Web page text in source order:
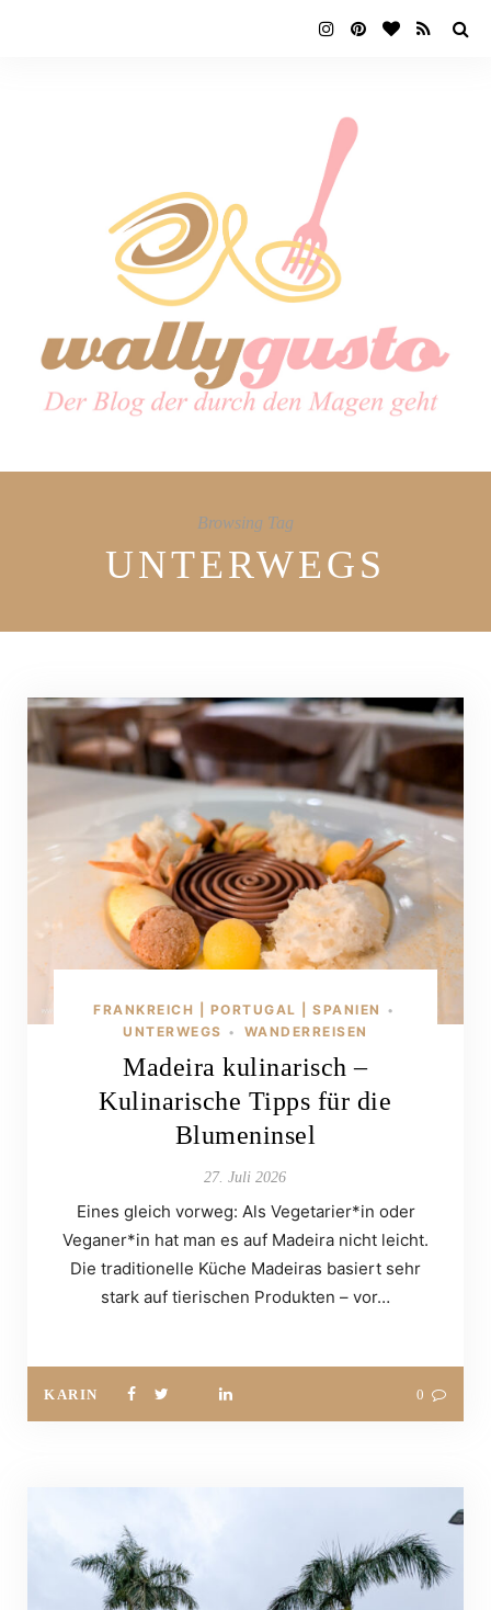
Browsing Tag
UNTERWEGS
FRANKREICH | PORTUGAL | SPANIEN •
UNTERWEGS • WANDERREISEN
Madeira kulinarisch –
Kulinarische Tipps für die
Blumeninsel
27. Juli 2026
Eines gleich vorweg: Als Vegetarier*in oder
Veganer*in hat man es auf Madeira nicht leicht.
Die traditionelle Küche Madeiras basiert sehr
stark auf tierischen Produkten – vor…
KARIN 0